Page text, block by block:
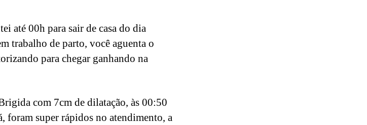
até 00h para sair de casa do dia
trabalho de parto, você aguenta o
para chegar ganhando na
com 7cm de dilatação, às 00:50
foram super rápidos no atendimento, a